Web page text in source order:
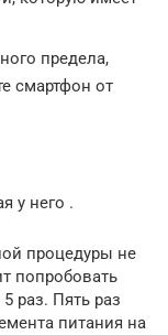
предела,
смартфон от
у него .
процедуры не
попробовать
раз. Пять раз
питания на